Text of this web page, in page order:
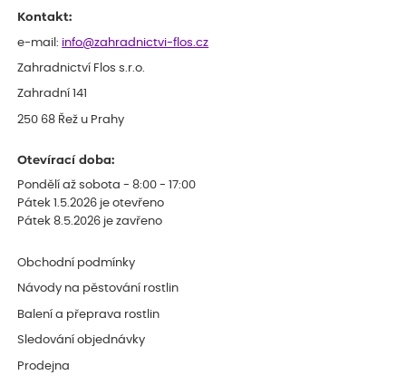
Kontakt:
e-mail: info@zahradnictvi-flos.cz
Zahradnictví Flos s.r.o.
Zahradní 141
250 68 Řež u Prahy
Otevírací doba:
Pondělí až sobota - 8:00 - 17:00
Pátek 1.5.2026 je otevřeno
Pátek 8.5.2026 je zavřeno
Obchodní podmínky
Návody na pěstování rostlin
Balení a přeprava rostlin
Sledování objednávky
Prodejna